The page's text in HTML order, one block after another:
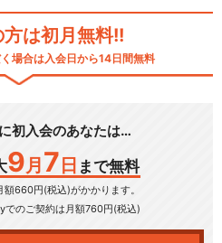
は初月無料!!
場合は入会日から14日間無料
初入会のあなたは…
9 月 7 日 まで無料
額660円(税込)がかかります。
でのご契約は月額760円(税込)